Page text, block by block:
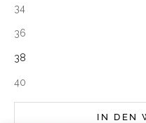
34
36
38
40
IN DEN